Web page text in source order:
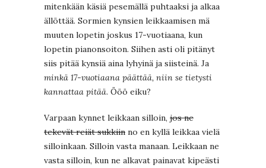
mitenkään käsiä pesemällä puhtaaksi ja alkaa
ällöttää. Sormien kynsien leikkaamisen mä
muuten lopetin joskus 17-vuotiaana, kun
lopetin pianonsoiton. Siihen asti oli pitänyt
siis pitää kynsiä aina lyhyinä ja siisteinä. Ja
minkä 17-vuotiaana päättää, niin se tietysti
kannattaa pitää. Ööö eiku?
Varpaan kynnet leikkaan silloin, jos ne
tekevät reiät sukkiin no en kyllä leikkaa vielä
silloinkaan. Silloin vasta manaan. Leikkaan ne
vasta silloin, kun ne alkavat painavat kipeästi